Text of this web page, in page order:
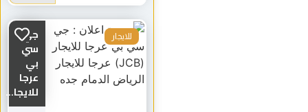
جي
سي
بي
عرجا
للايجا...
للايجار